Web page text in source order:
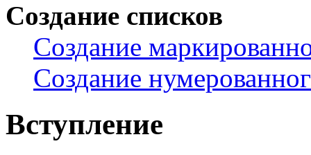
Создание списков
Создание
Создание
Вступление